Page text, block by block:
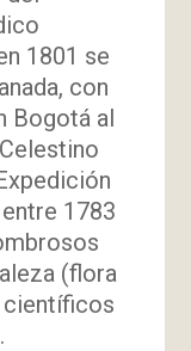
1801 se
con
Bogotá al
1783
(flora
científicos